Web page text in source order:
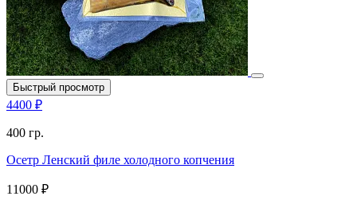
Быстрый просмотр
4400 ₽
400 гр.
Осетр Ленский филе холодного копчения
11000 ₽